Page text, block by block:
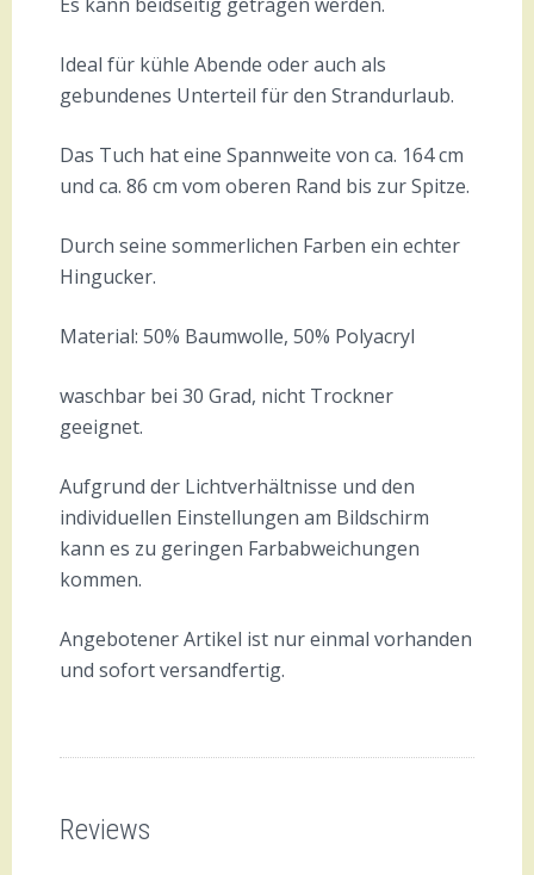
Ideal für kühle Abende oder auch als
gebundenes Unterteil für den Strandurlaub.
Das Tuch hat eine Spannweite von ca. 164 cm
und ca. 86 cm vom oberen Rand bis zur Spitze.
Durch seine sommerlichen Farben ein echter
Hingucker.
Material: 50% Baumwolle, 50% Polyacryl
waschbar bei 30 Grad, nicht Trockner
geeignet.
Aufgrund der Lichtverhältnisse und den
individuellen Einstellungen am Bildschirm
kann es zu geringen Farbabweichungen
kommen.
Angebotener Artikel ist nur einmal vorhanden
und sofort versandfertig.
Reviews